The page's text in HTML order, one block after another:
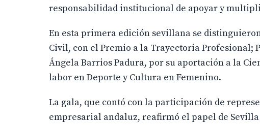
responsabilidad institucional de apoyar y
En esta primera edición sevillana se
Civil, con el Premio a la Trayectoria Profesional;
Ángela Barrios Padura, por su aportación a la
labor en Deporte y Cultura en Femenino.
La gala, que contó con la participación de
empresarial andaluz, reafirmó el papel de